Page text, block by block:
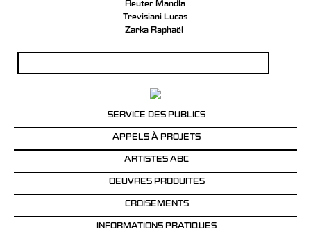
Reuter Mandla
Trevisiani Lucas
Zarka Raphaël
SERVICE DES PUBLICS
APPELS À PROJETS
ARTISTES ABC
OEUVRES PRODUITES
CROISEMENTS
INFORMATIONS PRATIQUES